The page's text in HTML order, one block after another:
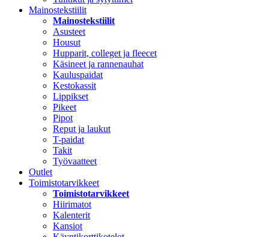
Mainostekstiilit
Mainostekstiilit
Asusteet
Housut
Hupparit, colleget ja fleecet
Käsineet ja rannenauhat
Kauluspaidat
Kestokassit
Lippikset
Pikeet
Pipot
Reput ja laukut
T-paidat
Takit
Työvaatteet
Outlet
Toimistotarvikkeet
Toimistotarvikkeet
Hiirimatot
Kalenterit
Kansiot